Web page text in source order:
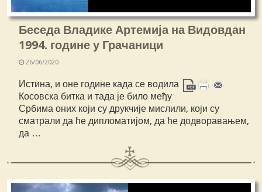
Беседа Владике Артемија на Видовдан
1994. године у Грачаници
26/06/2020
Истина, и оне године када се водила
Косовска битка и тада је било међу
Србима оних који су друкчије мислили, који су
сматрали да ће дипломатијом, да ће додворавањем,
да …